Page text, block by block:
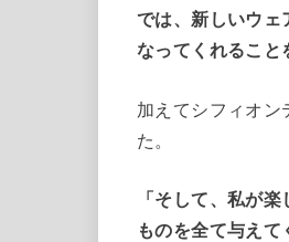
では、新しいウェ
なってくれること
加えてシフィオン
た。
「そして、私が
ものを全て与えて